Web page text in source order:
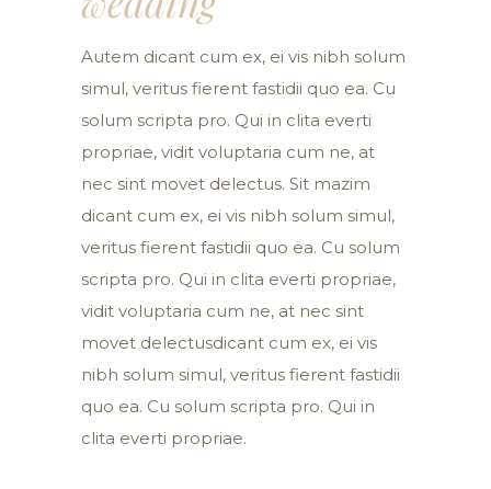
Autem dicant cum ex, ei vis nibh solum
simul, veritus fierent fastidii quo ea. Cu
solum scripta pro. Qui in clita everti
propriae, vidit voluptaria cum ne, at
nec sint movet delectus. Sit mazim
dicant cum ex, ei vis nibh solum simul,
veritus fierent fastidii quo ea. Cu solum
scripta pro. Qui in clita everti propriae,
vidit voluptaria cum ne, at nec sint
movet delectusdicant cum ex, ei vis
nibh solum simul, veritus fierent fastidii
quo ea. Cu solum scripta pro. Qui in
clita everti propriae.